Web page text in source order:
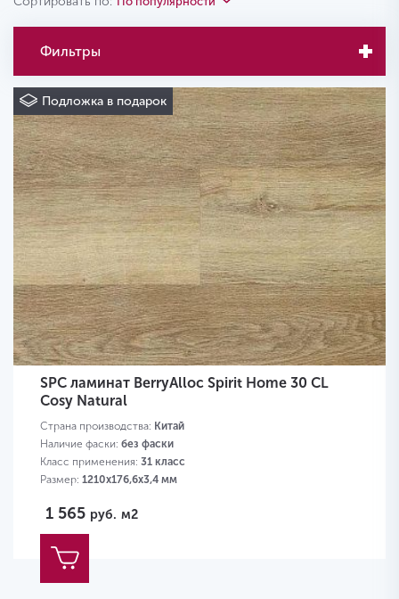
Фильтры
Подложка в подарок
SPC ламинат BerryAlloc Spirit Home 30 CL
Cosy Natural
Страна производства: Китай
Наличие фаски: без фаски
Класс применения: 31 класс
Размер: 1210х176,6х3,4 мм
1 565 руб. м2